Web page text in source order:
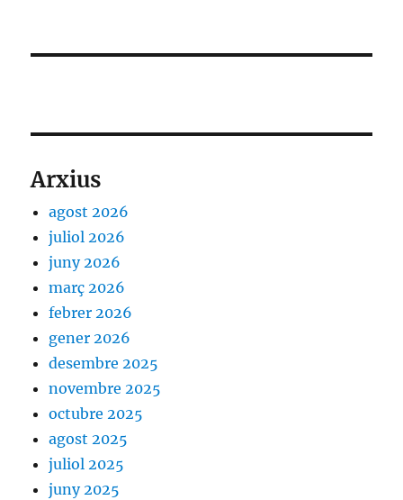
Arxius
agost 2026
juliol 2026
juny 2026
març 2026
febrer 2026
gener 2026
desembre 2025
novembre 2025
octubre 2025
agost 2025
juliol 2025
juny 2025